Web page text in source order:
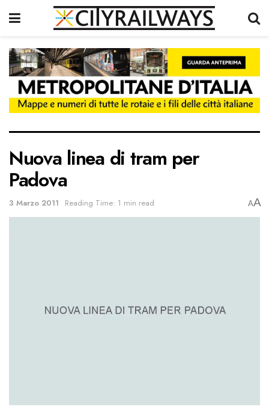
Nuova linea di tram per
Padova
3 Marzo 2011 Reading Time: 1 min read AA